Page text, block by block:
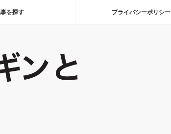
を探す プライバシーポリシー